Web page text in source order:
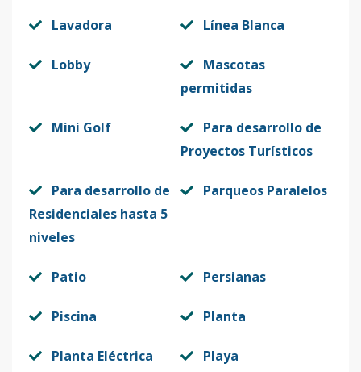
Lavadora Línea Blanca
Lobby
Mascotas
permitidas
Mini Golf
Para desarrollo de
Proyectos Turísticos
Para desarrollo de
Residenciales hasta 5
niveles
Parqueos Paralelos
Patio Persianas
Piscina Planta
Planta Eléctrica Playa